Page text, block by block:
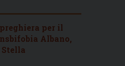
per il
Albano,